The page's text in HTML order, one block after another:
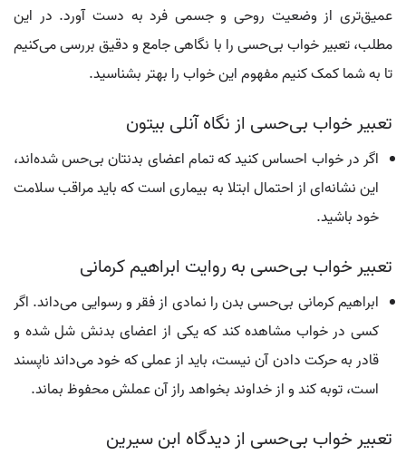
عمیق‌تری از وضعیت روحی و جسمی فرد به دست آورد. در این
مطلب، تعبیر خواب بی‌حسی را با نگاهی جامع و دقیق بررسی می‌کنیم
تا به شما کمک کنیم مفهوم این خواب را بهتر بشناسید.
تعبیر خواب بی‌حسی از نگاه آنلی بیتون
اگر در خواب احساس کنید که تمام اعضای بدنتان بی‌حس شده‌اند،
این نشانه‌ای از احتمال ابتلا به بیماری است که باید مراقب سلامت
خود باشید.
تعبیر خواب بی‌حسی به روایت ابراهیم کرمانی
ابراهیم کرمانی بی‌حسی بدن را نمادی از فقر و رسوایی می‌داند. اگر
کسی در خواب مشاهده کند که یکی از اعضای بدنش شل شده و
قادر به حرکت دادن آن نیست، باید از عملی که خود می‌داند ناپسند
است، توبه کند و از خداوند بخواهد راز آن عملش محفوظ بماند.
تعبیر خواب بی‌حسی از دیدگاه ابن سیرین